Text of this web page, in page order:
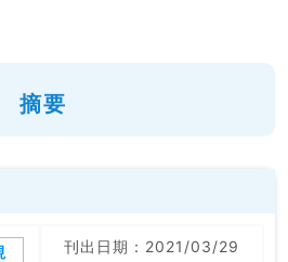
摘要
刊出日期：2021/03/29